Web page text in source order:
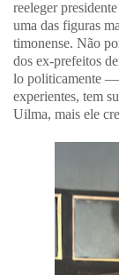
reeleger
uma das figuras
timonense. Não
dos ex-prefeitos
lo politicamente —
experientes, tem
Uilma, mais ele